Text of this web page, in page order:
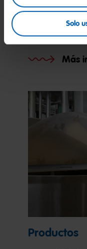
Solo
Medio
Sostenible para
Más
Productos